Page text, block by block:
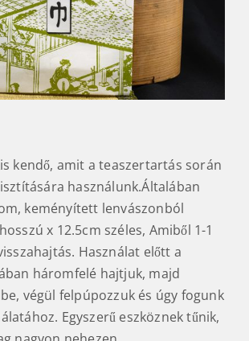
kendő, amit a teaszertartás során
használunk.Általában
keményített lenvászonból
x 12.5cm széles, Amiből 1-1
Használat előtt a
háromfelé hajtjuk, majd
végül felpúpozzuk és úgy fogunk
Egyszerű eszköznek tűnik,